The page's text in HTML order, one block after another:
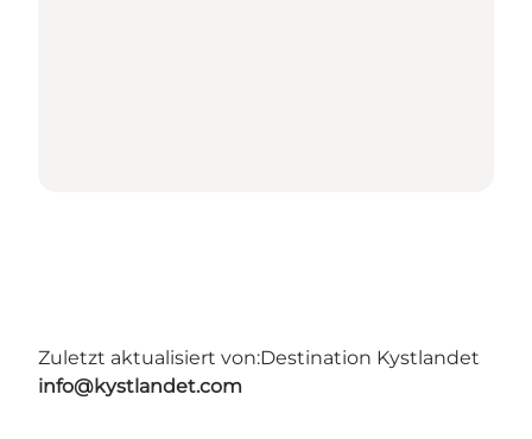
Zuletzt aktualisiert von:Destination Kystlandet
info@kystlandet.com